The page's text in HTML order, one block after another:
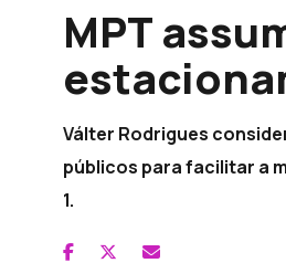
MPT
Válter Rodrigues
públicos para facilitar a
1.